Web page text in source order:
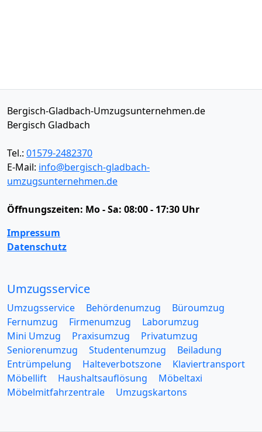
Bergisch-Gladbach-Umzugsunternehmen.de
Bergisch Gladbach
Tel.: 01579-2482370
E-Mail: info@bergisch-gladbach-
umzugsunternehmen.de
Öffnungszeiten: Mo - Sa: 08:00 - 17:30 Uhr
Impressum
Datenschutz
Umzugsservice
Umzugsservice Behördenumzug
Büroumzug
Fernumzug
Firmenumzug
Laborumzug
Mini Umzug
Praxisumzug
Privatumzug
Seniorenumzug
Studentenumzug
Beiladung
Entrümpelung
Halteverbotszone
Klaviertransport
Möbellift
Haushaltsauflösung
Möbeltaxi
Möbelmitfahrzentrale
Umzugskartons